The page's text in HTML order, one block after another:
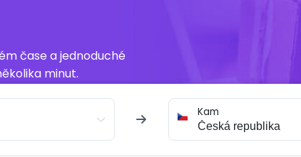
čase a jednoduché
minut.
Kam